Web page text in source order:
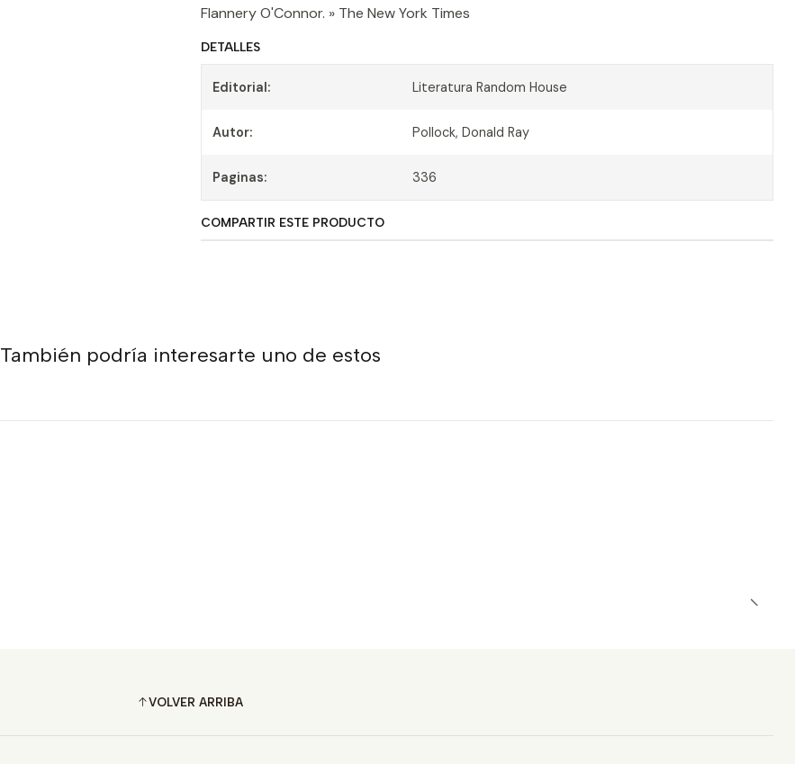
Flannery O'Connor. » The New York Times
DETALLES
Editorial: Literatura Random House
Autor: Pollock, Donald Ray
Paginas: 336
COMPARTIR ESTE PRODUCTO
También podría interesarte uno de estos
VOLVER ARRIBA